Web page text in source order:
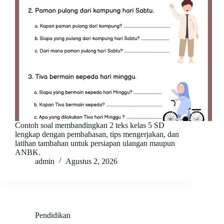
Contoh soal membandingkan 2 teks kelas 5 SD
lengkap dengan pembahasan, tips mengerjakan, dan
latihan tambahan untuk persiapan ulangan maupun
ANBK.
admin
Agustus 2, 2026
Pendidikan